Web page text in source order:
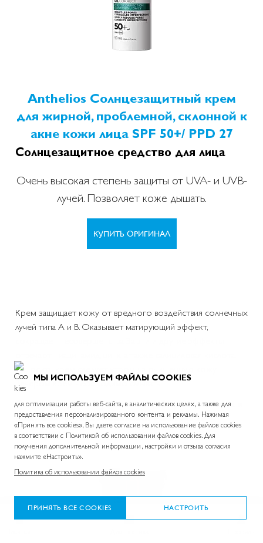
Anthelios Солнцезащитный крем
для жирной, проблемной, склонной к
акне кожи лица SPF 50+/ PPD 27
Солнцезащитное средство для лица
Очень высокая степень защиты от UVA- и UVB-
лучей. Позволяет коже дышать.
КУПИТЬ ОРИГИНАЛ
Крем защищает кожу от вредного воздействия солнечных
лучей типа А и В. Оказывает матирующий эффект,
Наносить крем следует утром на очищенную кожу.
Вечером крем необходимо смывать.
Солнцезащитный увлажняющий крем для лица и
кожи вокруг глаз Anthelios SPF 30/PPD 20
МЫ ИСПОЛЬЗУЕМ ФАЙЛЫ COOKIES
для оптимизации работы веб-сайта, в аналитических целях, а также для
предоставления персонализированного контента и рекламы. Нажимая
«Принять все cookies», Вы даете согласие на использование файлов cookies
в соответствии с Политикой об использовании файлов cookies. Для
получения дополнительной информации, настройки и отзыва согласия
нажмите «Настроить».
Политика об использовании файлов cookies
ПРИНЯТЬ ВСЕ COOKIES НАСТРОИТЬ